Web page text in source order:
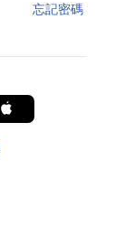
忘記密碼